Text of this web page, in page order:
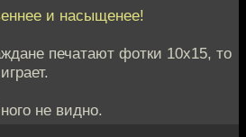
и насыщенее!
печатают фотки 10х15, то
не видно.